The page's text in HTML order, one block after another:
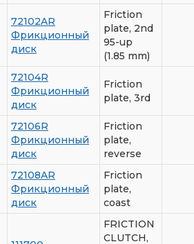
72102AR
Фрикционный
диск
Friction
plate, 2nd
95-up
(1.85 mm)
72104R
Фрикционный
диск
Friction
plate, 3rd
72106R
Фрикционный
диск
Friction
plate,
reverse
72108AR
Фрикционный
диск
Friction
plate,
coast
FRICTION
CLUTCH,